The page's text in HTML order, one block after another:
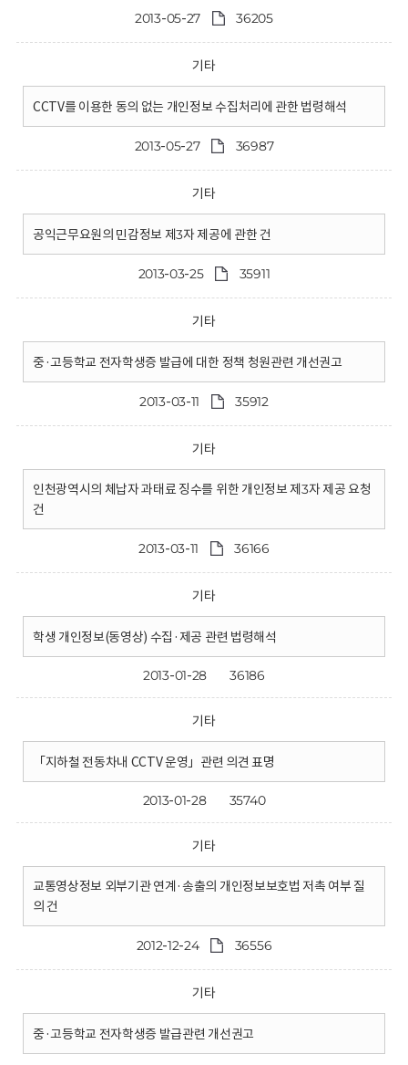
2013-05-27 36205
기타
CCTV를 이용한 동의 없는 개인정보 수집처리에 관한 법령해석
2013-05-27 36987
기타
공익근무요원의 민감정보 제3자 제공에 관한 건
2013-03-25 35911
기타
중·고등학교 전자학생증 발급에 대한 정책 청원관련 개선권고
2013-03-11 35912
기타
인천광역시의 체납자 과태료 징수를 위한 개인정보 제3자 제공 요청
건
2013-03-11 36166
기타
학생 개인정보(동영상) 수집·제공 관련 법령해석
2013-01-28 36186
기타
「지하철 전동차내 CCTV 운영」관련 의견 표명
2013-01-28 35740
기타
교통영상정보 외부기관 연계·송출의 개인정보보호법 저촉 여부 질
의 건
2012-12-24 36556
기타
중·고등학교 전자학생증 발급관련 개선권고